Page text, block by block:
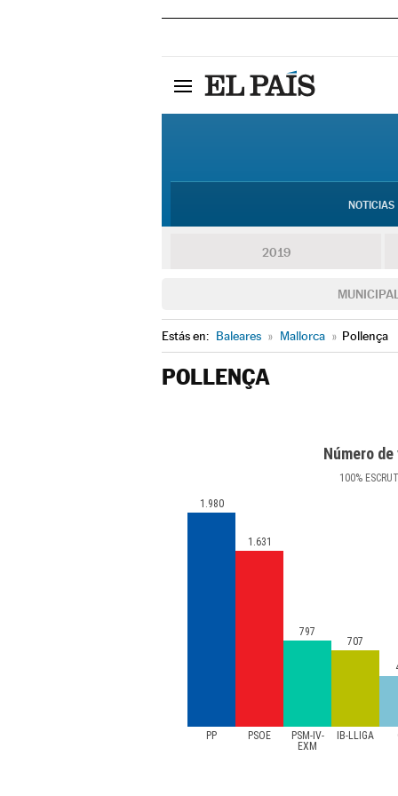
NOTICIAS
2019
Estás en: Baleares » Mallorca » Pollença
POLLENÇA
Número
100%
PP PSOE
PSM-IV-
EXM
IB-LLIGA
1.980
1.631
797
707